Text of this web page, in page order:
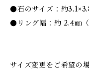
●石のサイズ：約
●リング幅：約 2.4㎜（
サイズ変更をご希望の